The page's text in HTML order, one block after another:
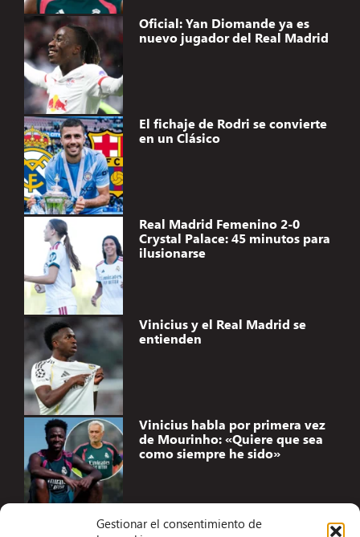
Gestionar el consentimiento de
Oficial: Yan Diomande ya es
nuevo jugador del Real Madrid
El fichaje de Rodri se convierte
en un Clásico
Real Madrid Femenino 2-0
Crystal Palace: 45 minutos para
ilusionarse
Vinicius y el Real Madrid se
entienden
Vinicius habla por primera vez
de Mourinho: «Quiere que sea
como siempre he sido»